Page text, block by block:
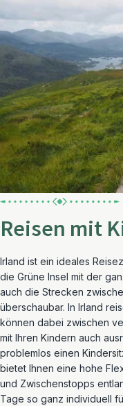
Reisen mit
Irland ist ein ideales
die Grüne Insel mit der
auch die Strecken
überschaubar. In Irland
können dabei zwischen
mit Ihren Kindern auch
problemlos einen
bietet Ihnen eine hohe
und Zwischenstopps
Tage so ganz individuell